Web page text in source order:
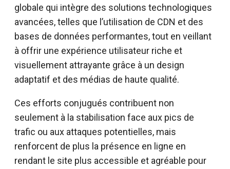
globale qui intègre des solutions technologiques
avancées, telles que l’utilisation de CDN et des
bases de données performantes, tout en veillant
à offrir une expérience utilisateur riche et
visuellement attrayante grâce à un design
adaptatif et des médias de haute qualité.
Ces efforts conjugués contribuent non
seulement à la stabilisation face aux pics de
trafic ou aux attaques potentielles, mais
renforcent de plus la présence en ligne en
rendant le site plus accessible et agréable pour